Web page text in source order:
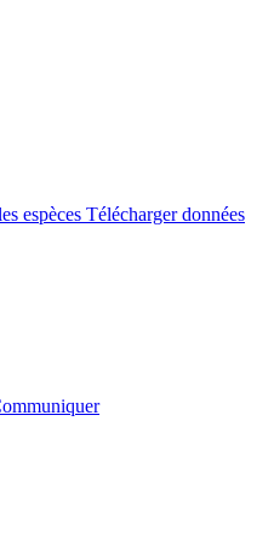
espèces Télécharger données